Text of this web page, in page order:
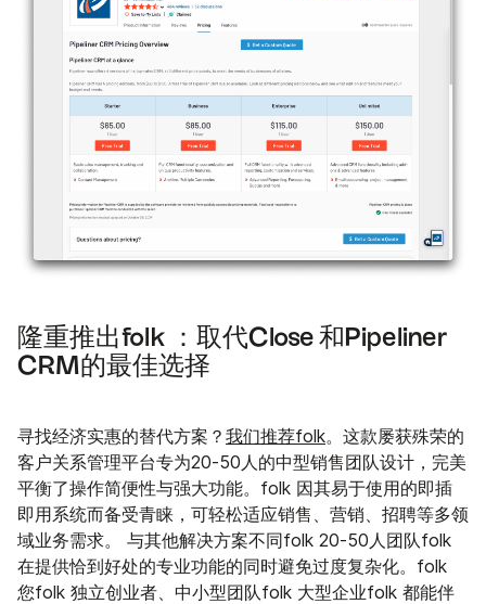
隆重推出folk ：取代Close 和Pipeliner
CRM的最佳选择
寻找经济实惠的替代方案？ 我们推荐folk。这款屡获殊荣的
客户关系管理平台专为20-50人的中型销售团队设计，完美
平衡了操作简便性与强大功能。folk 因其易于使用的即插
即用系统而备受青睐，可轻松适应销售、营销、招聘等多领
域业务需求。 与其他解决方案不同folk 20-50人团队folk
在提供恰到好处的专业功能的同时避免过度复杂化。folk
您folk 独立创业者、中小型团队folk 大型企业folk 都能伴